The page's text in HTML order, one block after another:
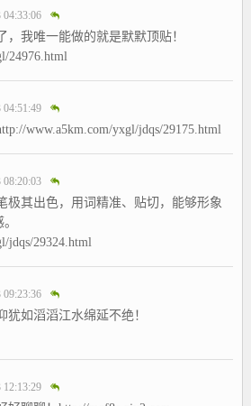
04:33:06
，我唯一能做的就是默默顶贴！
24976.html
04:51:49
www.a5km.com/yxgl/jdqs/29175.html
08:20:03
极其出色，用词精准、贴切，能够形象
jdqs/29324.html
09:23:36
犹如滔滔江水绵延不绝！
12:13:29